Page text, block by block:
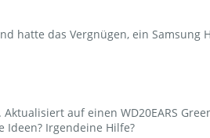
hatte das Vergnügen, ein Samsung
auf einen WD20EARS
Irgendeine Hilfe?